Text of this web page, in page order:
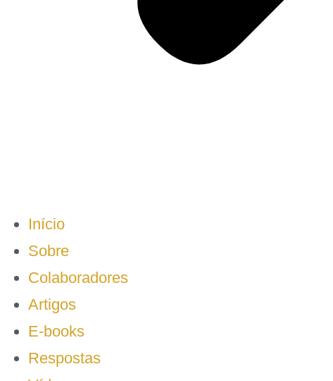
Início
Sobre
Colaboradores
Artigos
E-books
Respostas